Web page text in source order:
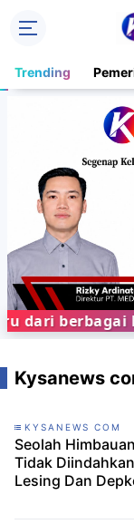
Trending
berbagai
Kysanews
KYSANEWS COM
Seolah
Tidak
Lesing Dan